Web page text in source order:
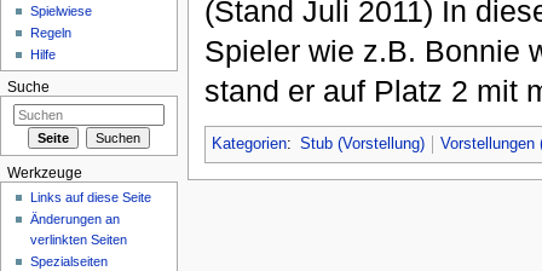
(Stand Juli 2011) In
Spieler wie z.B. Bonnie
stand er auf Platz 2 mit
Kategorien: Stub (Vorstellung) Vorstellungen
Spielwiese
Regeln
Hilfe
Suche
Werkzeuge
Links auf diese Seite
Änderungen an
verlinkten Seiten
Spezialseiten